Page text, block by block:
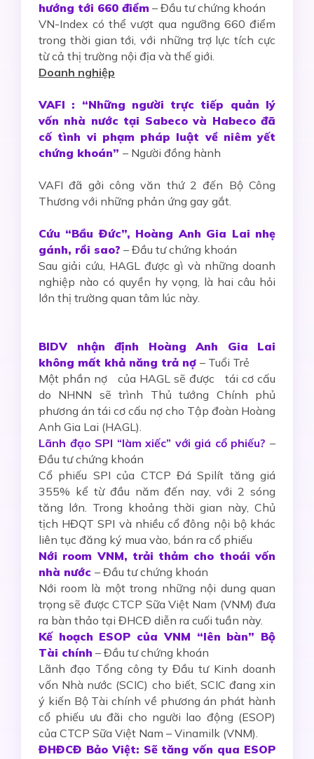
hướng tới 660 điểm – Đầu tư chứng khoán
VN-Index có thể vượt qua ngưỡng 660 điểm
trong thời gian tới, với những trợ lực tích cực
từ cả thị trường nội địa và thế giới.
Doanh nghiệp
VAFI : “Những người trực tiếp quản lý
vốn nhà nước tại Sabeco và Habeco đã
cố tình vi phạm pháp luật về niêm yết
chứng khoán” – Người đồng hành
VAFI đã gởi công văn thứ 2 đến Bộ Công
Thương với những phản ứng gay gắt.
Cứu “Bầu Đức”, Hoàng Anh Gia Lai nhẹ
gánh, rồi sao? – Đầu tư chứng khoán
Sau giải cứu, HAGL được gì và những doanh
nghiệp nào có quyền hy vọng, là hai câu hỏi
lớn thị trường quan tâm lúc này.
BIDV nhận định Hoàng Anh Gia Lai
không mất khả năng trả nợ – Tuổi Trẻ
Một phần nợ của HAGL sẽ được tái cơ cấu
do NHNN sẽ trình Thủ tướng Chính phủ
phương án tái cơ cấu nợ cho Tập đoàn Hoàng
Anh Gia Lai (HAGL).
Lãnh đạo SPI “làm xiếc” với giá cổ phiếu? –
Đầu tư chứng khoán
Cổ phiếu SPI của CTCP Đá Spilít tăng giá
355% kể từ đầu năm đến nay, với 2 sóng
tăng lớn. Trong khoảng thời gian này, Chủ
tịch HĐQT SPI và nhiều cổ đông nội bộ khác
liên tục đăng ký mua vào, bán ra cổ phiếu
Nới room VNM, trải thảm cho thoái vốn
nhà nước – Đầu tư chứng khoán
Nới room là một trong những nội dung quan
trọng sẽ được CTCP Sữa Việt Nam (VNM) đưa
ra bàn thảo tại ĐHCĐ diễn ra cuối tuần này.
Kế hoạch ESOP của VNM “lên bàn” Bộ
Tài chính – Đầu tư chứng khoán
Lãnh đạo Tổng công ty Đầu tư Kinh doanh
vốn Nhà nước (SCIC) cho biết, SCIC đang xin
ý kiến Bộ Tài chính về phương án phát hành
cổ phiếu ưu đãi cho người lao động (ESOP)
của CTCP Sữa Việt Nam – Vinamilk (VNM).
ĐHĐCĐ Bảo Việt: Sẽ tăng vốn qua ESOP